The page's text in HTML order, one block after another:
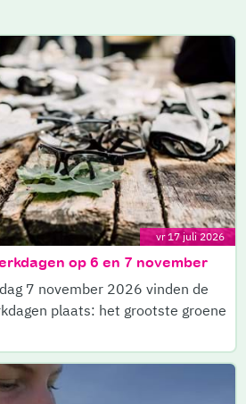
vr 17 juli 2026
op 6 en 7 november
7 november 2026 vinden de
plaats: het grootste groene